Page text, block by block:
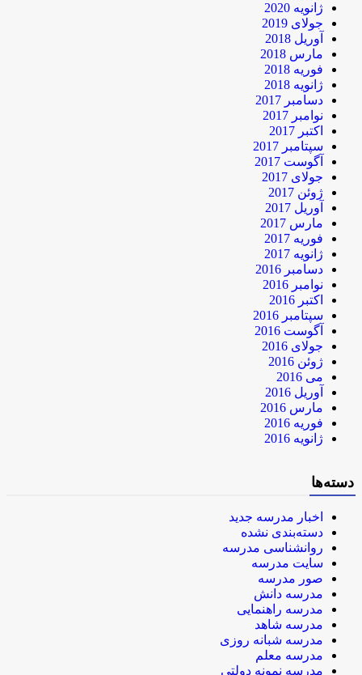
ژانویه 2020
جولای 2019
آوریل 2018
مارس 2018
فوریه 2018
ژانویه 2018
دسامبر 2017
نوامبر 2017
اکتبر 2017
سپتامبر 2017
آگوست 2017
جولای 2017
ژوئن 2017
آوریل 2017
مارس 2017
فوریه 2017
ژانویه 2017
دسامبر 2016
نوامبر 2016
اکتبر 2016
سپتامبر 2016
آگوست 2016
جولای 2016
ژوئن 2016
می 2016
آوریل 2016
مارس 2016
فوریه 2016
ژانویه 2016
دسته‌ها
اخبار مدرسه جدید
دسته‌بندی نشده
روانشناسی مدرسه
سایت مدرسه
صور مدرسه
مدرسه دانش
مدرسه راهنمایی
مدرسه شاهد
مدرسه شبانه روزی
مدرسه معلم
مدرسه نمونه دولتی